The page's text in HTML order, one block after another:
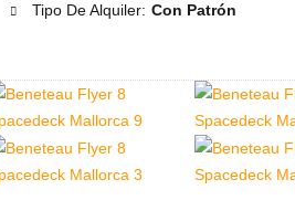
Tipo De Alquiler: Con Patrón